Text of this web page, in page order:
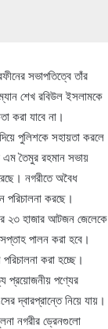
সভাপতিত্বে তাঁর
শেখ রবিউল ইসলামকে
করা যাবে না।
পুলিশকে সহায়তা করলে
তৈমুর রহমান সভায়
নগরীতে অবৈধ
পরিচালনা করছে।
২৩ হাজার আটজন জেলেকে
পালন করা হবে।
করা হচ্ছে।
প্রয়োজনীয় পণ্যের
দ্বারপ্রান্তে নিয়ে যায়।
নগরীর ড্রেনগুলো